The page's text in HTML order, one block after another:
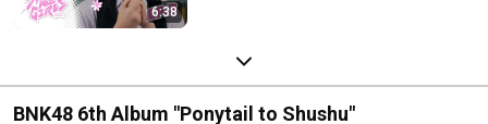
6:38
BNK48 6th Album "Ponytail to Shushu"